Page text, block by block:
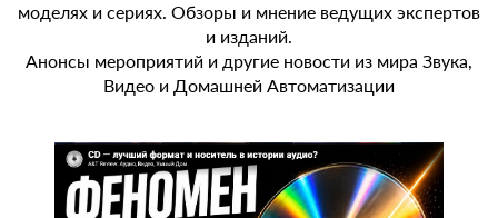
моделях и сериях. Обзоры и мнение ведущих экспертов
и изданий.
Анонсы мероприятий и другие новости из мира Звука,
Видео и Домашней Автоматизации